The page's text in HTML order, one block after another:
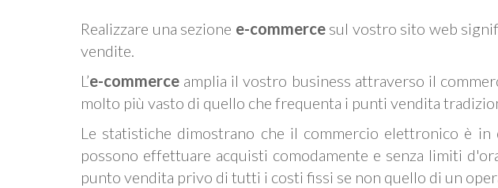
Realizzare una sezione e-commercesul vostro sito web
vendite.
L’e-commerce amplia il vostro business attraverso il
molto più vasto di quello che frequenta i punti vendita
Le statistiche dimostrano che il commercio elettronico è
possono effettuare acquisti comodamente e senza limiti
punto vendita privo di tutti i costi fissi se non quello di un